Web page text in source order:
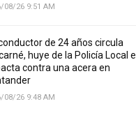
08/26 9:51 AM
de 24 años circula
huye de la Policía Local e
contra una acera en
08/26 9:48 AM